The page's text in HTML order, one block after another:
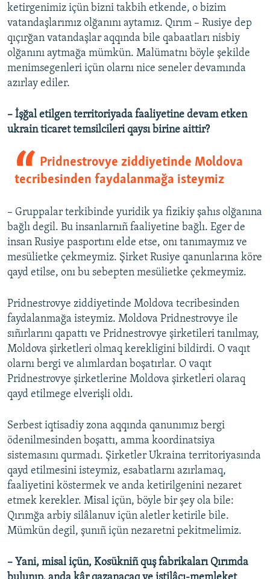
ketirgenimiz içün bizni takbih etkende, o bizim
vatandaşlarımız olğanını aytamız. Qırım – Rusiye dep
qıçırğan vatandaşlar aqqında bile qabaatları nisbiy
olğanını aytmağa mümkün. Malümatnı böyle şekilde
menimsegenleri içün olarnı nice seneler devamında
azırlay ediler.
– İşğal etilgen territoriyada faaliyetine devam etken
ukrain ticaret temsilcileri qaysı birine aittir?
Pridnestrovye ziddiyetinde Moldova
tecribesinden faydalanmağa isteymiz
– Gruppalar terkibinde yuridik ya fizikiy şahıs olğanına
bağlı degil. Bu insanlarnıñ faaliyetine bağlı. Eger de
insan Rusiye pasportını elde etse, onı tanımaymız ve
mesülietke çekmeymiz. Şirket Rusiye qanunlarına köre
qayd etilse, onı bu sebepten mesülietke çekmeymiz.
Pridnestrovye ziddiyetinde Moldova tecribesinden
faydalanmağa isteymiz. Moldova Pridnestrovye ile
sıñırlarını qapattı ve Pridnestrovye şirketileri tanılmay,
Moldova şirketleri olmaq kerekligini bildirdi. O vaqıt
olarnı bergi ve alımlardan boşatırlar. O vaqıt
Pridnestrovye şirketlerine Moldova şirketleri olaraq
qayd etilmege elverişli oldı.
Serbest iqtisadiy zona aqqında qanunımız bergi
ödenilmesinden boşattı, amma koordinatsiya
sistemasını qurmadı. Şirketler Ukraina territoriyasında
qayd etilmesini isteymiz, esabatlarnı azırlamaq,
faaliyetini köstermek ve anda ketirilgenini nezaret
etmek kerekler. Misal içün, böyle bir şey ola bile:
Qırımğa arbiy silâlanuv içün aletler ketirile bile.
Mümkün degil, şunıñ içün nezaretni pekitmelimiz.
– Yani, misal içün, Kosükniñ quş fabrikaları Qırımda